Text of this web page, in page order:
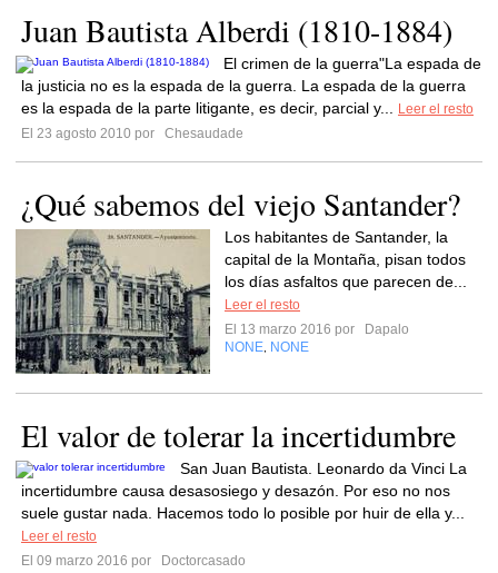
Juan Bautista Alberdi (1810-1884)
El crimen de la guerra"La espada de
la justicia no es la espada de la guerra. La espada de la guerra
es la espada de la parte litigante, es decir, parcial y...
Leer el resto
El 23 agosto 2010 por
Chesaudade
¿Qué sabemos del viejo Santander?
Los habitantes de Santander, la
capital de la Montaña, pisan todos
los días asfaltos que parecen de...
Leer el resto
El 13 marzo 2016 por
Dapalo
NONE NONE
El valor de tolerar la incertidumbre
San Juan Bautista. Leonardo da Vinci La
incertidumbre causa desasosiego y desazón. Por eso no nos
suele gustar nada. Hacemos todo lo posible por huir de ella y...
Leer el resto
El 09 marzo 2016 por
Doctorcasado